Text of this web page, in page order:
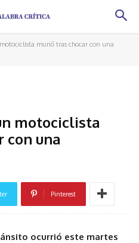
murió tras chocar con una
motociclista
con una
Pinterest
ocurrió este martes